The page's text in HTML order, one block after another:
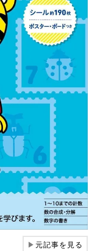
▶元記事を見る